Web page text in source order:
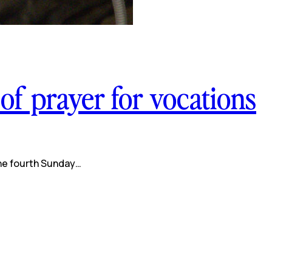
prayer for vocations
fourth Sunday…